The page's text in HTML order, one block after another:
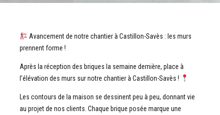
Avancement de notre chantier à Castillon-Savès : les murs
prennent forme !
Après la réception des briques la semaine dernière, place à
l’élévation des murs sur notre chantier à Castillon-Savès !
Les contours de la maison se dessinent peu à peu, donnant vie
au projet de nos clients. Chaque brique posée marque une